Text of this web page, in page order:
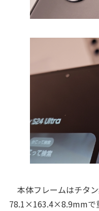
本体フレームはチタ
78.1×163.4×8.9mmで